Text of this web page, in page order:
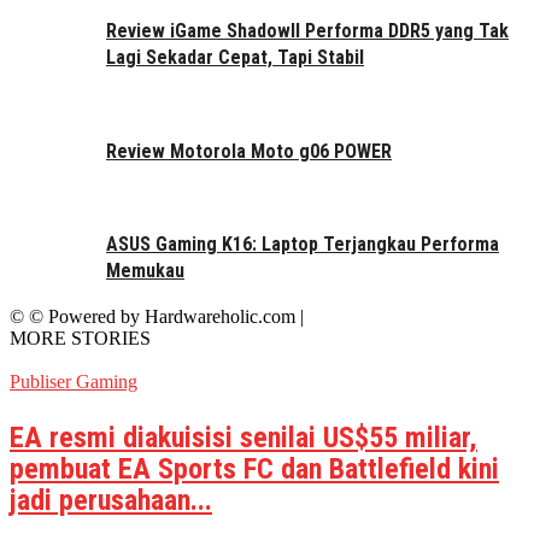
Review iGame ShadowII Performa DDR5 yang Tak
Lagi Sekadar Cepat, Tapi Stabil
Review Motorola Moto g06 POWER
ASUS Gaming K16: Laptop Terjangkau Performa
Memukau
© © Powered by Hardwareholic.com |
MORE STORIES
Publiser Gaming
EA resmi diakuisisi senilai US$55 miliar,
pembuat EA Sports FC dan Battlefield kini
jadi perusahaan...